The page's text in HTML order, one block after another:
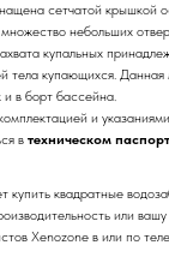
сетчатой крышкой
небольших
купальных
тела купающихся.
и в борт бассейна.
и
в техническом
купить квадратные
или
Xenozone в или по